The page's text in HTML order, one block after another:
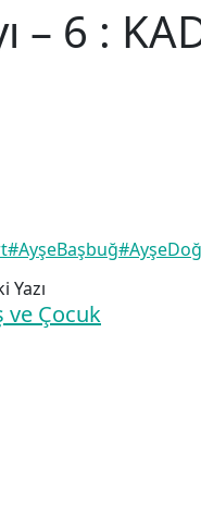
– 6 :
#AyşeBaşbuğ
Yazı
ve Çocuk